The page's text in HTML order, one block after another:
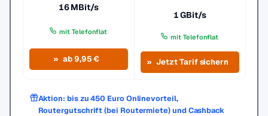
16 MBit/s
mit Telefonflat
ab 9,95 €
1 GBit/s
mit Telefonflat
Jetzt Tarif sichern
Aktion: bis zu 450 Euro Onlinevorteil,
Routergutschrift (bei Routermiete) und Cashback